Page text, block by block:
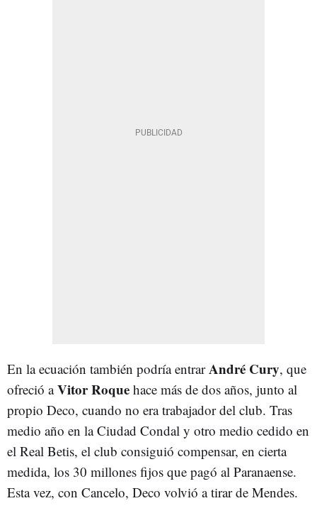
En la ecuación también podría entrarAndré Cury, que
ofreció aVitor Roque hace más de dos años, junto al
propio Deco, cuando no era trabajador del club. Tras
medio año en la Ciudad Condal y otro medio cedido en
el Real Betis, el club consiguió compensar, en cierta
medida, los 30 millones fijos que pagó al Paranaense.
Esta vez, con Cancelo, Deco volvió a tirar de Mendes.